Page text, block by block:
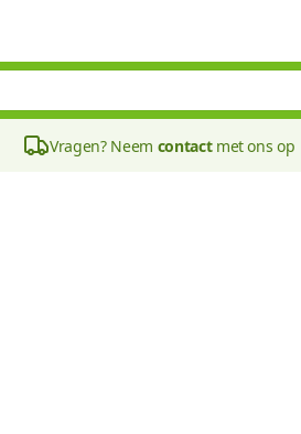
Vragen? Neem contactmet ons op